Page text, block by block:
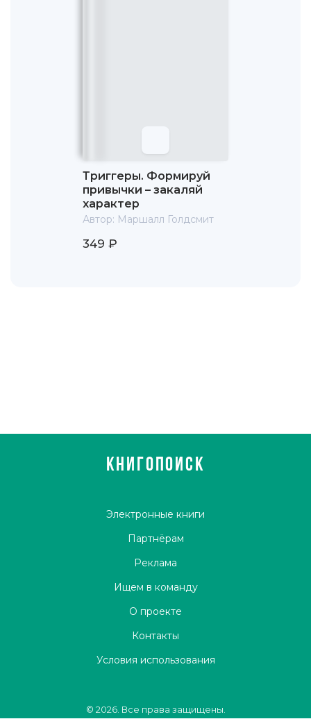
Триггеры. Формируй
привычки – закаляй
характер
Автор: Маршалл Голдсмит
349 ₽
КНИГОПОИСК
Электронные книги
Партнёрам
Реклама
Ищем в команду
О проекте
Контакты
Условия использования
© 2026. Все права защищены.